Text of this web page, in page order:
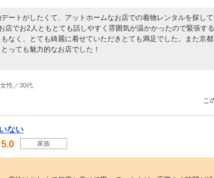
ートがしたくて、アットホームなお店での着物レンタルを探し
店でお2人ともとても話しやすく雰囲気が温かかったので緊張す
なく、とても綺麗に着せていただきとても満足でした。また京
っても魅力的なお店でした！
女性／30代
こ
ない
5.0 家族